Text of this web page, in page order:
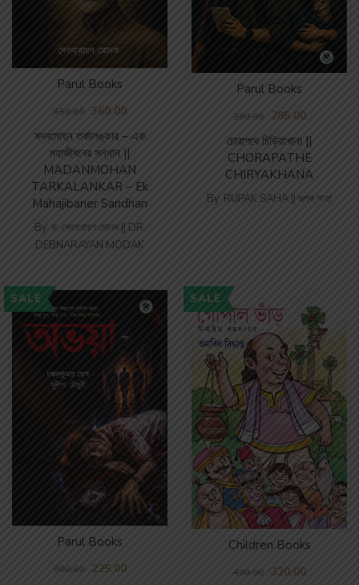
মদনমোহন তর্কালঙ্কার – এক
মহাজীবনের সন্ধান ||
MADANMOHAN
TARKALANKAR – Ek
Mahajibaner Sandhan
Parul Books
450.00 360.00
By ড. দেবনারায়ণ মোদক || DR.
DEBNARAYAN MODAK
চোরাপথে চিড়িয়াখানা ||
CHORAPATHE
CHIRYAKHANA
Parul Books
380.00 285.00
By RUPAK SAHA || রূপক সাহা
SALE
Parul Books
300.00 225.00
SALE
Children Books
400.00 320.00